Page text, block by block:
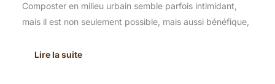
Composter en milieu urbain semble parfois intimidant,
mais il est non seulement possible, mais aussi bénéfique,
Lire la suite